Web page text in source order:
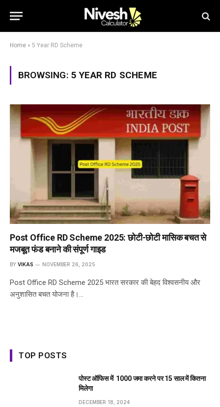
Home » 5 Year RD Scheme
BROWSING: 5 YEAR RD SCHEME
Post Office RD Scheme 2025: छोटी-छोटी मासिक बचत से
मजबूत फंड बनाने की संपूर्ण गाइड
BY VIKAS NOVEMBER 26, 2025
Post Office RD Scheme 2025 भारत सरकार की बेहद विश्वसनीय और
अनुशासित बचत योजना है।…
TOP POSTS
पोस्ट ऑफिस में ₹ 1000 जमा करने पर 15 साल में कितना
मिलेगा
DECEMBER 18, 2024